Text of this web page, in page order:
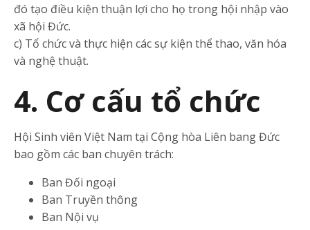
đó tạo điều kiện thuận lợi cho họ trong hội nhập vào
xã hội Đức.
c) Tổ chức và thực hiện các sự kiện thể thao, văn hóa
và nghệ thuật.
4. Cơ cấu tổ chức
Hội Sinh viên Việt Nam tại Cộng hòa Liên bang Đức
bao gồm các ban chuyên trách:
Ban Đối ngoại
Ban Truyền thông
Ban Nội vụ